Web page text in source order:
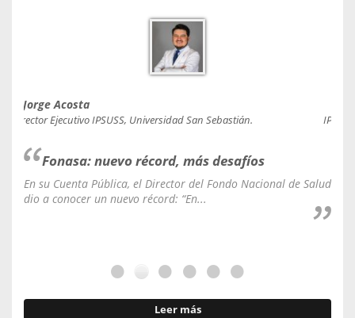
Jorge Acosta
Director Ejecutivo IPSUSS, Universidad San Sebastián.
Fonasa: nuevo récord, más desafíos
En su Cuenta Pública, el Director del Fondo Nacional de Salud
dio a conocer un nuevo récord: “En...
Leer más